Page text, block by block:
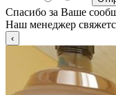
Спасибо за Ваше
Наш менеджер